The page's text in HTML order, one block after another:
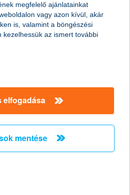
a K&H Banknak ítélte a legjobb
bank címet Magyarországon (Best
2011).
megfelelő ajánlatainkat
vagy azon kívül, akár
is, valamint a böngészési
kezelhessük az ismert további
elfogadása
mentése